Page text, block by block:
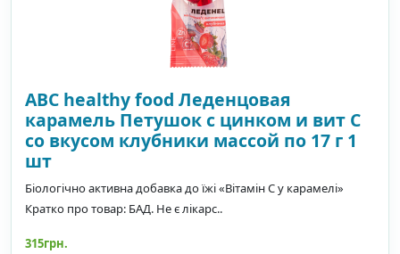
ABC healthy food Леденцовая
карамель Петушок с цинком и вит С
со вкусом клубники массой по 17 г 1
шт
Біологічно активна добавка до їжі «Вітамін С у карамелі»
Кратко про товар: БАД. Не є лікарс..
315грн.